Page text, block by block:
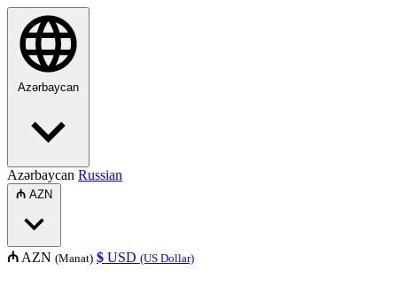
Azərbaycan
Azərbaycan Russian
₼ AZN
₼ AZN (Manat) $ USD (US Dollar)